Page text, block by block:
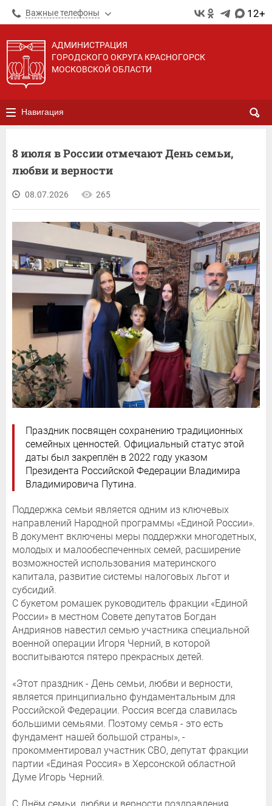
Важные телефоны 12+
АДМИНИСТРАЦИЯ
ГОРОДСКОГО ОКРУГА КРАСНОГОРСК
МОСКОВСКОЙ ОБЛАСТИ
Навигация
8 июля в России отмечают День семьи,
любви и верности
08.07.2026 265
Праздник посвящен сохранению традиционных
семейных ценностей. Официальный статус этой
даты был закреплён в 2022 году указом
Президента Российской Федерации Владимира
Владимировича Путина.
Поддержка семьи является одним из ключевых
направлений Народной программы «Единой России».
В документ включены меры поддержки многодетных,
молодых и малообеспеченных семей, расширение
возможностей использования материнского
капитала, развитие системы налоговых льгот и
субсидий.
С букетом ромашек руководитель фракции «Единой
России» в местном Совете депутатов Богдан
Андриянов навестил семью участника специальной
военной операции Игоря Черний, в которой
воспитываются пятеро прекрасных детей.
«Этот праздник - День семьи, любви и верности,
является принципиально фундаментальным для
Российской Федерации. Россия всегда славилась
большими семьями. Поэтому семья - это есть
фундамент нашей большой страны», -
прокомментировал участник СВО, депутат фракции
партии «Единая Россия» в Херсонской областной
Думе Игорь Черний.